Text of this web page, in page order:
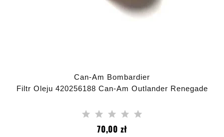
Can-Am Bombardier
Filtr Oleju 420256188 Can-Am Outlander Renegade
70,00 złCena